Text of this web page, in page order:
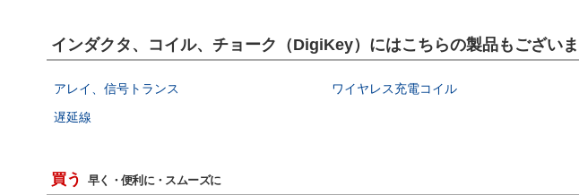
インダクタ、コイル、チョーク（DigiKey）にはこちらの製品もございま
アレイ、信号トランス ワイヤレス充電コイル
遅延線
買う 早く・便利に・スムーズに